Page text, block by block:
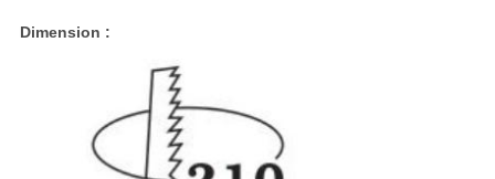
Dimension :